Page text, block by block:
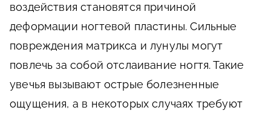
воздействия становятся причиной
деформации ногтевой пластины. Сильные
повреждения матрикса и лунулы могут
повлечь за собой отслаивание ногтя. Такие
увечья вызывают острые болезненные
ощущения, а в некоторых случаях требуют